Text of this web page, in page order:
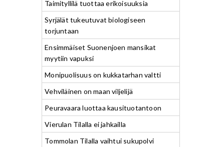
Taimityllilä tuottaa erikoisuuksia
Syrjälät tukeutuvat biologiseen
torjuntaan
Ensimmäiset Suonenjoen mansikat
myytiin vapuksi
Monipuolisuus on kukkatarhan valtti
Vehviläinen on maan viljelijä
Peuravaara luottaa kausituotantoon
Vierulan Tilalla ei jahkailla
Tommolan Tilalla vaihtui sukupolvi